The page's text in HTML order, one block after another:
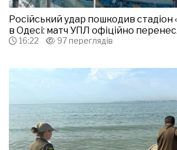
Російський удар пошкодив
в Одесі: матч УПЛ офіційно
16:22 97 переглядів